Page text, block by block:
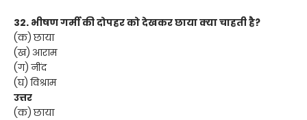
32. भीषण गर्मी की दोपहर को देखकर छाया क्या चाहती है?
(क) छाया
(ख) आराम
(ग) नींद
(घ) विश्राम
उत्तर
(क) छाया